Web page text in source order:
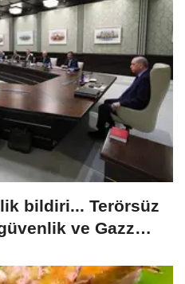
bildiri... Terörsüz
ve Gazze